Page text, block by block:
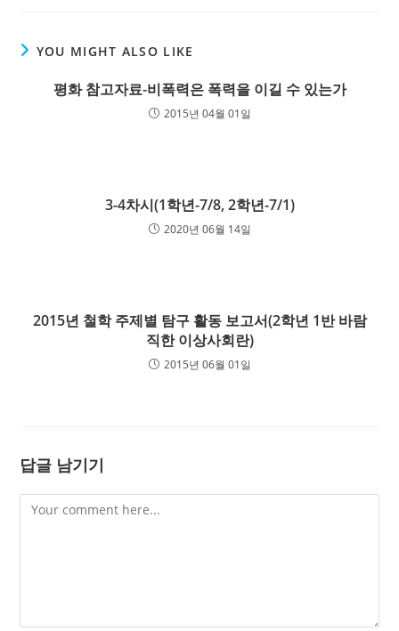
YOU MIGHT ALSO LIKE
평화 참고자료-비폭력은 폭력을 이길 수 있는가
2015년 04월 01일
3-4차시(1학년-7/8, 2학년-7/1)
2020년 06월 14일
2015년 철학 주제별 탐구 활동 보고서(2학년 1반 바람
직한 이상사회란)
2015년 06월 01일
답글 남기기
Comment